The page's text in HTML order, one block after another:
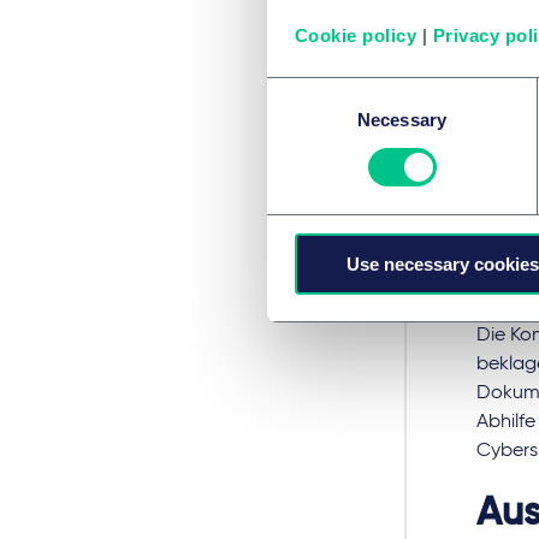
Cookie policy | Privacy
Necessary
Use necessary
oder
Die